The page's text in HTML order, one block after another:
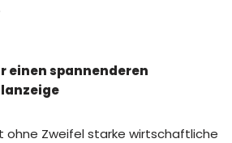
einen spannenderen
ohne Zweifel starke wirtschaftliche